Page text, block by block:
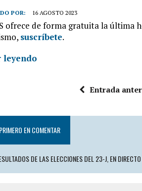
POR: 16 AGOSTO 2023
ofrece de forma gratuita la última
suscríbete.
leyendo
Entrada
EN COMENTAR
DE LAS ELECCIONES DEL 23-J, EN